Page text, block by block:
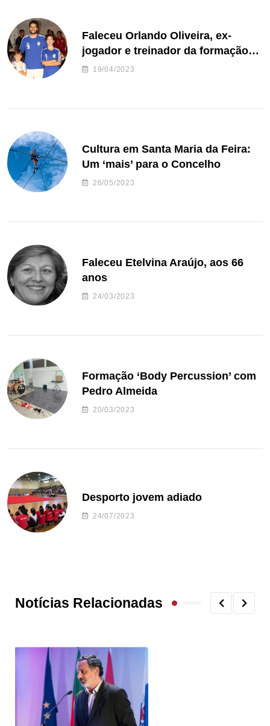
Faleceu Orlando Oliveira, ex-
jogador e treinador da formação
de andebol do Feirense
19/04/2023
Cultura em Santa Maria da Feira:
Um ‘mais’ para o Concelho
26/05/2023
Faleceu Etelvina Araújo, aos 66
anos
24/03/2023
Formação ‘Body Percussion’ com
Pedro Almeida
20/03/2023
Desporto jovem adiado
24/07/2023
Notícias Relacionadas